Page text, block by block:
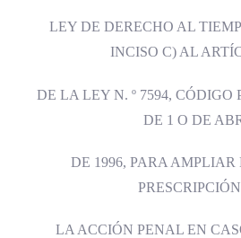
LEY DE DERECHO AL
INCISO C) AL
DE LA LEY N. º 7594, CÓDIGO
DE 1 O DE
DE 1996, PARA AMPLIAR
LA ACCIÓN PENAL EN